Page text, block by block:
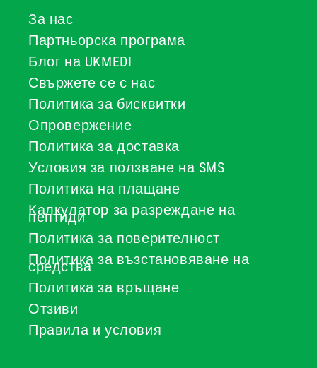
За нас
Партньорска програма
Блог на UKMEDI
Свържете се с нас
Политика за бисквитки
Опровержение
Политика за доставка
Условия за ползване на SMS
Политика на плащане
Калкулатор за разреждане на
пептиди
Политика за поверителност
Политика за възстановяване на
средства
Политика за връщане
Отзиви
Правила и условия